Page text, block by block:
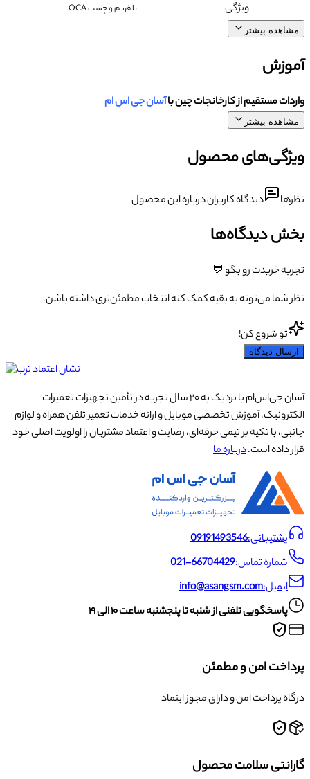
ویژگی با فریم و چسب OCA
مشاهده بیشتر
آموزش
واردات مستقیم از کارخانجات چین باآسان جی اس ام
مشاهده بیشتر
ویژگی‌های محصول
نظرها دیدگاه کاربران درباره این محصول
بخش دیدگاه‌ها
تجربه خریدت رو بگو 💬
نظر شما می‌تونه به بقیه کمک کنه انتخاب مطمئن‌تری داشته باشن.
تو شروع کن!
ارسال دیدگاه
آسان جی‌اس‌ام با نزدیک به ۲۰ سال تجربه در تأمین تجهیزات تعمیرات
الکترونیک، آموزش تخصصی موبایل و ارائه خدمات تعمیر تلفن همراه و لوازم
جانبی، با تکیه بر تیمی حرفه‌ای، رضایت و اعتماد مشتریان را اولویت اصلی خود
قرار داده است.درباره ما
پشتیبانی:09191493546
شماره تماس:021-66704429
ایمیل:info@asangsm.com
پاسخگویی تلفنی از شنبه تا پنجشنبه ساعت ۱۰ الی ۱۹
پرداخت امن و مطمئن
درگاه پرداخت امن و دارای مجوز اینماد
گارانتی سلامت محصول